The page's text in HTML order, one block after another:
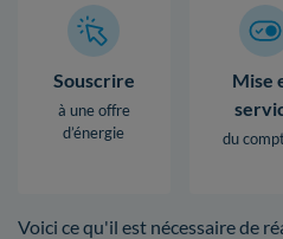
Souscrire
à une offre
d’énergie
Mise
du
Voici ce qu'il est nécessaire de